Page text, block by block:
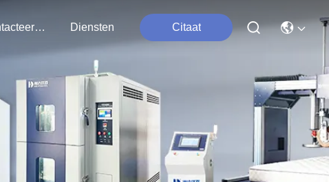
Contacteer Ons Diensten Citaat